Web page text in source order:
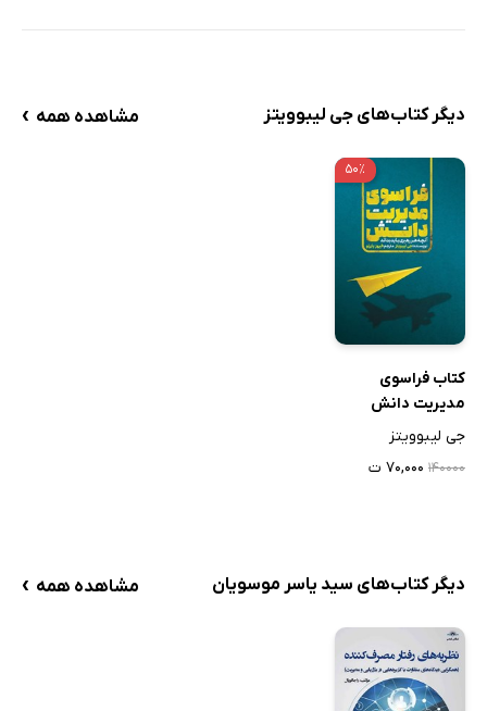
دیگر کتاب‌های جی لیبوویتز مشاهده همه ›
۵۰٪
کتاب فراسوی
مدیریت دانش
جی لیبوویتز
۱۴۰۰۰۰ ۷۰,۰۰۰ ت
دیگر کتاب‌های سید یاسر موسویان مشاهده همه ›